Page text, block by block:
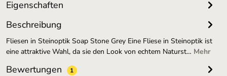
Eigenschaften
Beschreibung
Fliesen in Steinoptik Soap Stone Grey Eine Fliese in Steinoptik ist
eine attraktive Wahl, da sie den Look von echtem Naturst… Mehr
Bewertungen 1